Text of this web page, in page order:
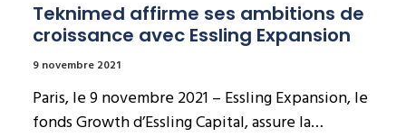
Teknimed affirme ses ambitions de
croissance avec Essling Expansion
9 novembre 2021
Paris, le 9 novembre 2021 – Essling Expansion, le
fonds Growth d’Essling Capital, assure la…